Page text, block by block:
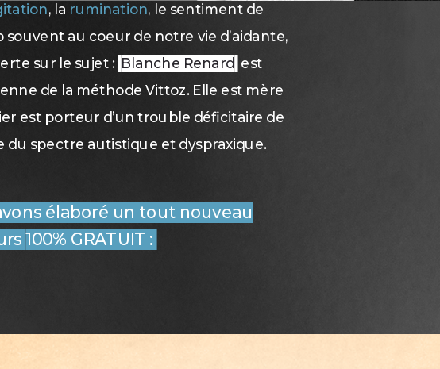
, la rumination, le sentiment de
au coeur de notre vie d’aidante,
sur le sujet : Blanche Renard est
de la méthode Vittoz. Elle est mère
est porteur d’un trouble déficitaire de
du spectre autistique et dyspraxique.
élaboré un tout nouveau
100% GRATUIT :